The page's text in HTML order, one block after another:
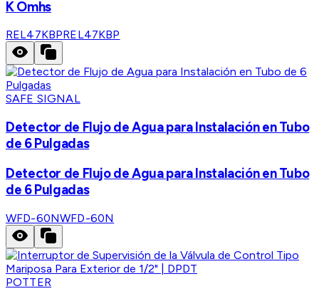
K Omhs
REL47KBPREL47KBP
SAFE SIGNAL
Detector de Flujo de Agua para Instalación en Tubo
de 6 Pulgadas
Detector de Flujo de Agua para Instalación en Tubo
de 6 Pulgadas
WFD-60NWFD-60N
POTTER